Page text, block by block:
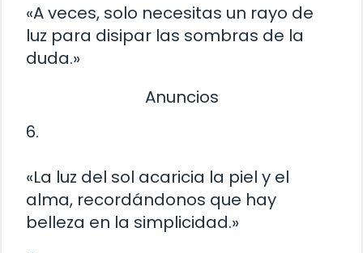
«A veces, solo necesitas un rayo de
luz para disipar las sombras de la
duda.»
Anuncios
6.
«La luz del sol acaricia la piel y el
alma, recordándonos que hay
belleza en la simplicidad.»